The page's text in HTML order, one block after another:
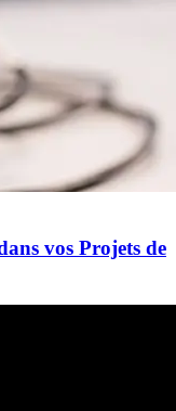
vos Projets de